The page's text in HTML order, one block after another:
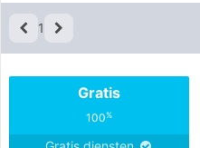
1
Gratis
100%